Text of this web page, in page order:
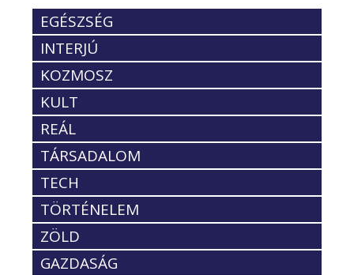
EGÉSZSÉG
INTERJÚ
KOZMOSZ
KULT
REÁL
TÁRSADALOM
TECH
TÖRTÉNELEM
ZÖLD
GAZDASÁG